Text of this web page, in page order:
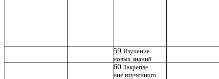
59 Изучение
новых знаний
60 Закрепле
ние изученного